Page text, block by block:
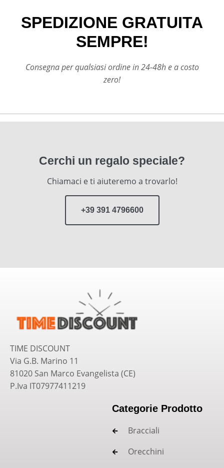
SPEDIZIONE GRATUITA
SEMPRE!
Consegna per qualsiasi ordine in 24-48h e a costo
zero!
Cerchi un regalo speciale?
Chiamaci e ti aiuteremo a trovarlo!
+39 391 4796600
TIME DISCOUNT
Via G.B. Marino 11
81020 San Marco Evangelista (CE)
P.Iva IT07977411219
Categorie Prodotto
Bracciali
Orecchini